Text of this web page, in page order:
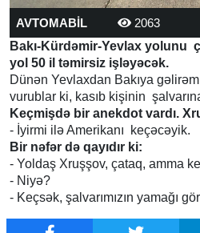
AVTOMABİL 2063
Bakı-Kürdəmir-Yevlax yolunu
yol 50 il təmirsiz işləyəcək.
Dünən Yevlaxdan Bakıya
vurublar ki, kasıb kişinin
Keçmişdə bir anekdot vardı.
- İyirmi ilə Amerikanı keçəcəyik.
Bir nəfər də qayıdır ki:
- Yoldaş Xruşşov, çataq, amma
- Niyə?
- Keçsək, şalvarımızın yamağı